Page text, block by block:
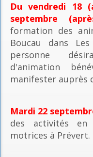
Du vendredi 18
septembre
formation des
Boucau dans
personne
d'animation
manifester auprès
Mardi 22
des activités
motrices à Prévert.